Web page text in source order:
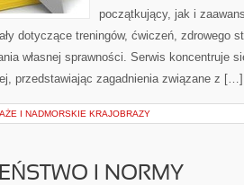
początkujący, jak i
dotyczące treningów, ćwiczeń, zdrowego
własnej sprawności. Serwis koncentruje
przedstawiając zagadnienia związane z […]
I NADMORSKIE KRAJOBRAZY
I NORMY